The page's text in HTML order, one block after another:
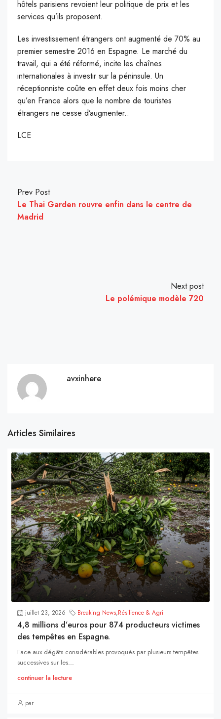
hôtels parisiens revoient leur politique de prix et les
services qu’ils proposent.
Les investissement étrangers ont augmenté de 70% au
premier semestre 2016 en Espagne. Le marché du
travail, qui a été réformé, incite les chaînes
internationales à investir sur la péninsule. Un
réceptionniste coûte en effet deux fois moins cher
qu’en France alors que le nombre de touristes
étrangers ne cesse d’augmenter..
LCE
Prev Post
Le Thai Garden rouvre enfin dans le centre de
Madrid
Next post
Le polémique modèle 720
avxinhere
Articles Similaires
juillet 23, 2026 Breaking News,Résilience & Agri
4,8 millions d’euros pour 874 producteurs victimes
des tempêtes en Espagne.
Face aux dégâts considérables provoqués par plusieurs tempêtes
successives sur les...
continuer la lecture
par